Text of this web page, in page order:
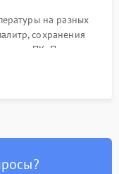
на разных
сохранения
на ПК. Проверка
качества.